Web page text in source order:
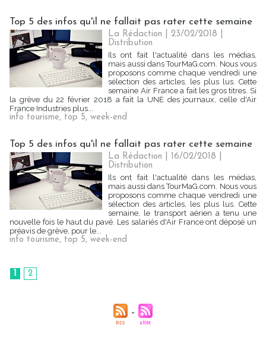
Top 5 des infos qu'il ne fallait pas rater cette semaine
La Rédaction | 23/02/2018
Distribution
Ils ont fait l'actualité dans les médias,
mais aussi dans TourMaG.com. Nous vous
proposons comme chaque vendredi une
sélection des articles, les plus lus. Cette
semaine Air France a fait les gros titres. Si
la grève du 22 février 2018 a fait la UNE des journaux, celle d'Air
France Industries plus...
info tourisme, top 5, week-end
Top 5 des infos qu'il ne fallait pas rater cette semaine
La Rédaction | 16/02/2018
Distribution
Ils ont fait l'actualité dans les médias,
mais aussi dans TourMaG.com. Nous vous
proposons comme chaque vendredi une
sélection des articles, les plus lus. Cette
semaine, le transport aérien a tenu une
nouvelle fois le haut du pavé. Les salariés d'Air France ont déposé un
préavis de grève, pour le...
info tourisme, top 5, week-end
1 2